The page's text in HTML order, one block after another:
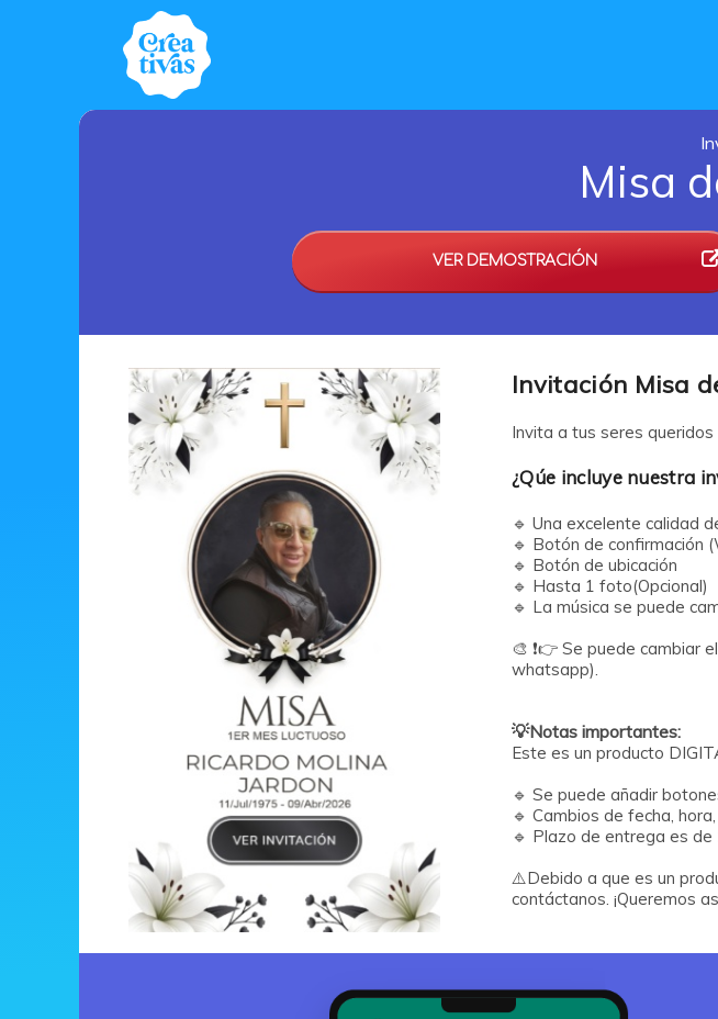
Misa
VER DEMOSTRACIÓN
Invitación Misa
Invita a tus seres
¿Qúe incluye nuestra
🔹 Una excelente calidad
🔹 Botón de confirmación
🔹 Botón de ubicación
🔹 Hasta 1 foto(Opcional)
🔹 La música se puede
🎨 ❗️👉 Se puede cambiar
💡Notas importantes:
Este es un producto
🔹 Se puede añadir
🔹 Cambios de fecha,
🔹 Plazo de entrega es de
⚠️Debido a que es un